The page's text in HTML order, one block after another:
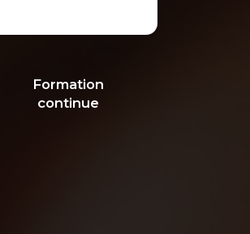
Formation
continue